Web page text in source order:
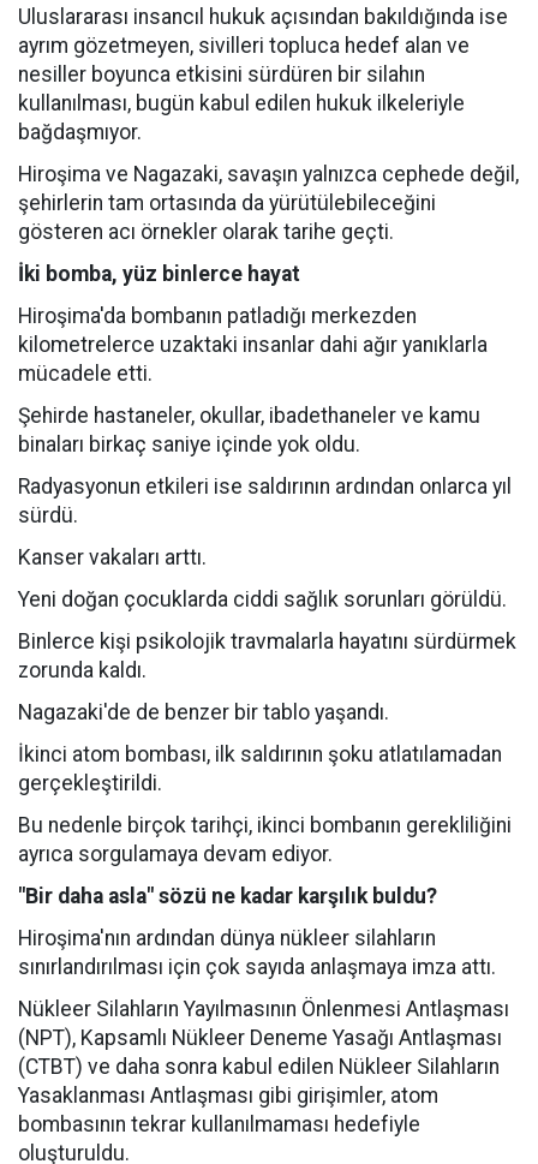
Uluslararası insancıl hukuk açısından bakıldığında ise
ayrım gözetmeyen, sivilleri topluca hedef alan ve
nesiller boyunca etkisini sürdüren bir silahın
kullanılması, bugün kabul edilen hukuk ilkeleriyle
bağdaşmıyor.
Hiroşima ve Nagazaki, savaşın yalnızca cephede değil,
şehirlerin tam ortasında da yürütülebileceğini
gösteren acı örnekler olarak tarihe geçti.
İki bomba, yüz binlerce hayat
Hiroşima'da bombanın patladığı merkezden
kilometrelerce uzaktaki insanlar dahi ağır yanıklarla
mücadele etti.
Şehirde hastaneler, okullar, ibadethaneler ve kamu
binaları birkaç saniye içinde yok oldu.
Radyasyonun etkileri ise saldırının ardından onlarca yıl
sürdü.
Kanser vakaları arttı.
Yeni doğan çocuklarda ciddi sağlık sorunları görüldü.
Binlerce kişi psikolojik travmalarla hayatını sürdürmek
zorunda kaldı.
Nagazaki'de de benzer bir tablo yaşandı.
İkinci atom bombası, ilk saldırının şoku atlatılamadan
gerçekleştirildi.
Bu nedenle birçok tarihçi, ikinci bombanın gerekliliğini
ayrıca sorgulamaya devam ediyor.
"Bir daha asla" sözü ne kadar karşılık buldu?
Hiroşima'nın ardından dünya nükleer silahların
sınırlandırılması için çok sayıda anlaşmaya imza attı.
Nükleer Silahların Yayılmasının Önlenmesi Antlaşması
(NPT), Kapsamlı Nükleer Deneme Yasağı Antlaşması
(CTBT) ve daha sonra kabul edilen Nükleer Silahların
Yasaklanması Antlaşması gibi girişimler, atom
bombasının tekrar kullanılmaması hedefiyle
oluşturuldu.